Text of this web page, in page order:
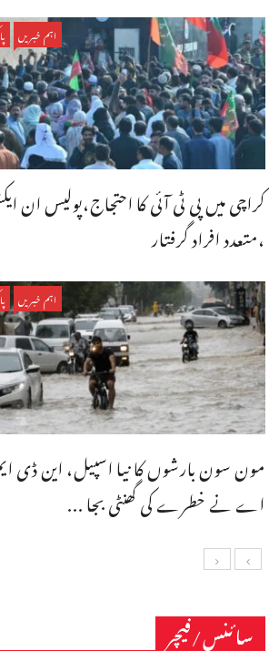
اہم خبریں
کراچی میں پی ٹی آئی کا احتجاج،پولیس ان
،متعدد افراد گرفتار
اہم خبریں
مون سون بارشوں کا نیا اسپیل، این ڈی
اے نے خطرے کی گھنٹی بجا ...
سائنس/فیچر